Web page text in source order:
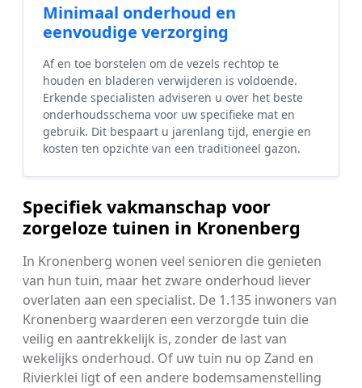
Minimaal onderhoud en
eenvoudige verzorging
Af en toe borstelen om de vezels rechtop te
houden en bladeren verwijderen is voldoende.
Erkende specialisten adviseren u over het beste
onderhoudsschema voor uw specifieke mat en
gebruik. Dit bespaart u jarenlang tijd, energie en
kosten ten opzichte van een traditioneel gazon.
Specifiek vakmanschap voor
zorgeloze tuinen in Kronenberg
In Kronenberg wonen veel senioren die genieten
van hun tuin, maar het zware onderhoud liever
overlaten aan een specialist. De 1.135 inwoners van
Kronenberg waarderen een verzorgde tuin die
veilig en aantrekkelijk is, zonder de last van
wekelijks onderhoud. Of uw tuin nu op Zand en
Rivierklei ligt of een andere bodemsamenstelling